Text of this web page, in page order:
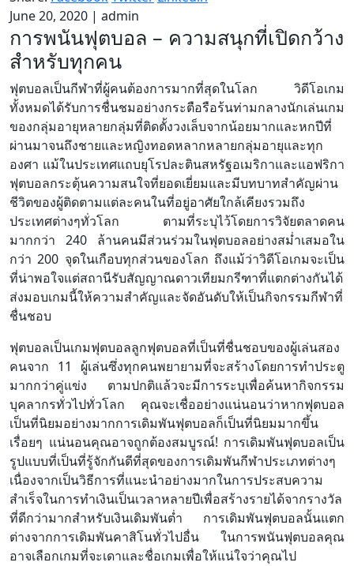
June 20, 2020 | admin
การพนันฟุตบอล – ความสนุกที่เปิดกว้าง
สำหรับทุกคน
ฟุตบอลเป็นกีฬาที่ผู้คนต้องการมากที่สุดในโลก วิดีโอเกม
ทั้งหมดได้รับการชื่นชมอย่างกระตือรือร้นท่ามกลางนักเล่นเกม
ของกลุ่มอายุหลายกลุ่มที่ติดตั้งวงเล็บจากน้อยมากและหกปีที่
ผ่านมาจนถึงชายและหญิงทอดหลากหลายกลุ่มอายุและทุก
องศา แม้ในประเทศแถบยุโรปละตินสหรัฐอเมริกาและแอฟริกา
ฟุตบอลกระตุ้นความสนใจที่ยอดเยี่ยมและมีบทบาทสำคัญผ่าน
ชีวิตของผู้ติดตามแต่ละคนในที่อยู่อาศัยใกล้เคียงรวมถึง
ประเทศต่างๆทั่วโลก ตามที่ระบุไว้โดยการวิจัยตลาดคน
มากกว่า 240 ล้านคนมีส่วนร่วมในฟุตบอลอย่างสม่ำเสมอใน
กว่า 200 จุดในเกือบทุกส่วนของโลก ถึงแม้ว่าวิดีโอเกมจะเป็น
ที่น่าพอใจแต่สถานีรับสัญญาณดาวเทียมกรีฑาที่แตกต่างกันได้
ส่งมอบเกมนี้ให้ความสำคัญและจัดอันดับให้เป็นกิจกรรมกีฬาที่
ชื่นชอบ
ฟุตบอลเป็นเกมฟุตบอลลูกฟุตบอลที่เป็นที่ชื่นชอบของผู้เล่นสอง
คนจาก 11 ผู้เล่นซึ่งทุกคนพยายามที่จะสร้างโดยการทำประตู
มากกว่าคู่แข่ง ตามปกติแล้วจะมีการระบุเพื่อค้นหากิจกรรม
บุคลากรทั่วไปทั่วโลก คุณจะเชื่ออย่างแน่นอนว่าหากฟุตบอล
เป็นที่นิยมอย่างมากการเดิมพันฟุตบอลก็เป็นที่นิยมมากขึ้น
เรื่อยๆ แน่นอนคุณอาจถูกต้องสมบูรณ์! การเดิมพันฟุตบอลเป็น
รูปแบบที่เป็นที่รู้จักกันดีที่สุดของการเดิมพันกีฬาประเภทต่างๆ
เนื่องจากเป็นวิธีการที่แนะนำอย่างมากในการประสบความ
สำเร็จในการทำเงินเป็นเวลาหลายปีเพื่อสร้างรายได้จากรางวัล
ที่ดีกว่ามากสำหรับเงินเดิมพันต่ำ การเดิมพันฟุตบอลนั้นแตก
ต่างจากการเดิมพันคาสิโนทั่วไปอื่น ในการพนันฟุตบอลคุณ
อาจเลือกเกมที่จะเดาและชื่อเกมเพื่อให้แน่ใจว่าคุณไป